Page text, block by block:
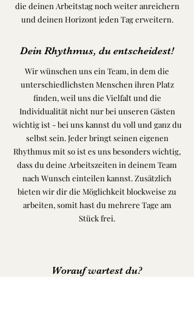
die deinen Arbeitstag noch weiter anreichern
und deinen Horizont jeden Tag erweitern.
Dein Rhythmus, du entscheidest!
Wir wünschen uns ein Team, in dem die
unterschiedlichsten Menschen ihren Platz
finden, weil uns die Vielfalt und die
Individualität nicht nur bei unseren Gästen
wichtig ist - bei uns kannst du voll und ganz du
selbst sein. Jeder bringt seinen eigenen
Rhythmus mit so ist es uns besonders wichtig,
dass du deine Arbeitszeiten in deinem Team
nach Wunsch einteilen kannst. Zusätzlich
bieten wir dir die Möglichkeit blockweise zu
arbeiten, somit hast du mehrere Tage am
Stück frei.
Worauf wartest du?